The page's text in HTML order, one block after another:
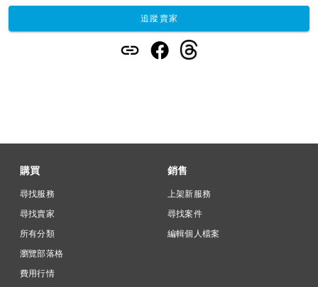
追蹤賣家
購買
尋找服務
尋找賣家
所有分類
瀏覽部落格
費用行情
銷售
上架新服務
尋找案件
編輯個人檔案